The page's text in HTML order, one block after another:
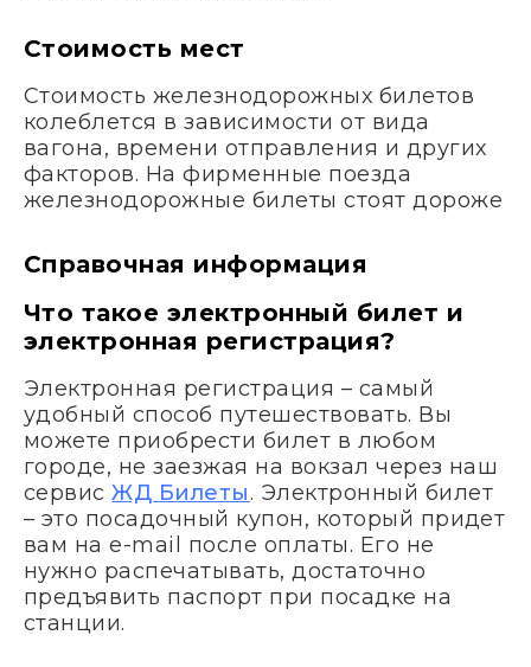
Стоимость мест
Стоимость железнодорожных билетов
колеблется в зависимости от вида
вагона, времени отправления и других
факторов. На фирменные поезда
железнодорожные билеты стоят дороже
Справочная информация
Что такое электронный билет и
электронная регистрация?
Электронная регистрация – самый
удобный способ путешествовать. Вы
можете приобрести билет в любом
городе, не заезжая на вокзал через наш
сервисЖД Билеты. Электронный билет
– это посадочный купон, который придет
вам на e-mail после оплаты. Его не
нужно распечатывать, достаточно
предъявить паспорт при посадке на
станции.